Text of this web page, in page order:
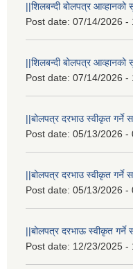
||शिलबन्दी बोलपत्र आव्हानको
Post date: 07/14/2026 -
||शिलबन्दी बोलपत्र आव्हानको
Post date: 07/14/2026 -
||बोलपत्र दरभाउ स्वीकृत गर्ने
Post date: 05/13/2026 -
||बोलपत्र दरभाउ स्वीकृत गर्ने
Post date: 05/13/2026 -
||बोलपत्र दरभाऊ स्वीकृत
Post date: 12/23/2025 -